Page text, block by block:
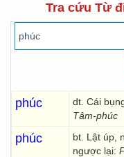
Tra cứu Từ
phúc
dt. Cái
Tâm-phúc
phúc bt. Lật úp,
ngược lại: